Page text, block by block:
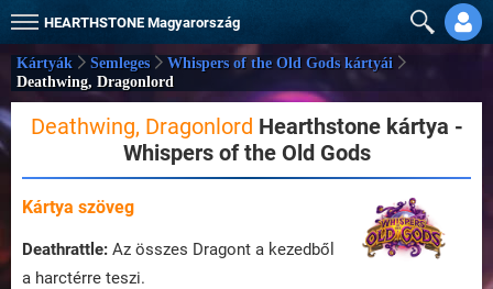
HEARTHSTONE Magyarország
Kártyák Semleges
Whispers of the Old Gods kártyái
Deathwing, Dragonlord
Deathwing, Dragonlord Hearthstone kártya -
Whispers of the Old Gods
Kártya szöveg
Deathrattle: Az összes Dragont a kezedből
a harctérre teszi.